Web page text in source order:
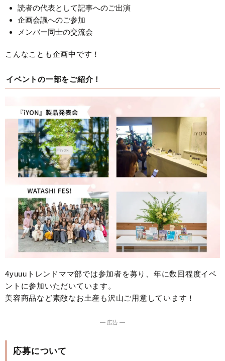
読者の代表として記事へのご出演
企画会議へのご参加
メンバー同士の交流会
こんなことも企画中です！
イベントの一部をご紹介！
4yuuuトレンドママ部では参加者を募り、年に数回程度イベ
ントに参加いただいています。
美容商品など素敵なお土産も沢山ご用意しています！
― 広告 ―
応募について